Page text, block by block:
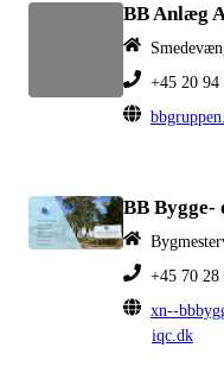
BB Anlæg
+45 20 94
BB
+45 70 28
xn--
iqc.dk